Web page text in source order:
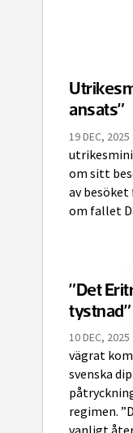
ansats”
19 DEC, 2025
om sitt
av
om fallet
”Det
tystnad”
10 DEC, 2025
vägrat
svenska
regimen.